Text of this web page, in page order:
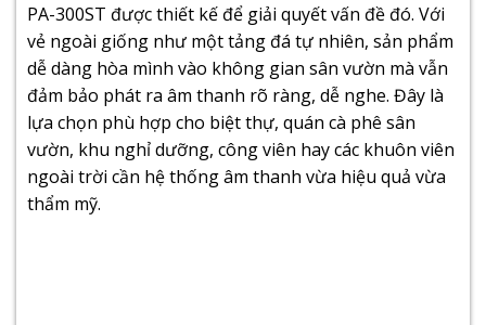
PA-300ST được thiết kế để giải quyết vấn đề đó. Với
vẻ ngoài giống như một tảng đá tự nhiên, sản phẩm
dễ dàng hòa mình vào không gian sân vườn mà vẫn
đảm bảo phát ra âm thanh rõ ràng, dễ nghe. Đây là
lựa chọn phù hợp cho biệt thự, quán cà phê sân
vườn, khu nghỉ dưỡng, công viên hay các khuôn viên
ngoài trời cần hệ thống âm thanh vừa hiệu quả vừa
thẩm mỹ.